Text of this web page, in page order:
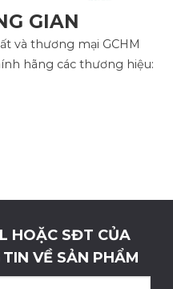
GIAN
và thương mại GCHM
hãng các thương hiệu:
HOẶC SĐT CỦA
VỀ SẢN PHẨM